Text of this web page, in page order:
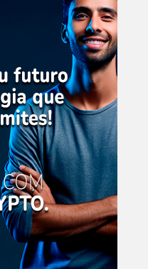
Onde
Está?